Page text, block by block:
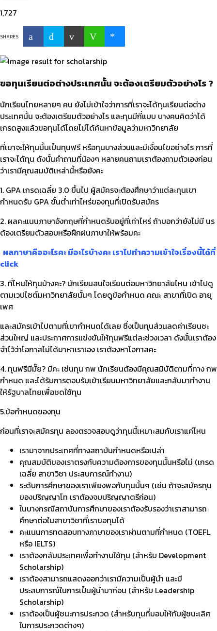
1,727
SHARES
ขอทุนเรียนต่อต่างประเทศนั้น จะต้องเตรียมตัวอย่างไร ?
นักเรียนไทยหลายๆ คน ยังไม่เข้าใจว่าการที่เราจะได้ทุนเรียนต่อต่าง
ประเทศนั้น จะต้องเตรียมตัวอย่างไร และทุนมีกี่แบบ บางคนคิดว่าได้
เกรดสูงแล้วขอทุนได้โดยไม่ได้ค้นหาข้อมูลว่ามหาวิทยาลัย
ที่เขาจะให้ทุนนั้นเป็นทุนฟรี หรือทุนบางส่วนและมีเงื่อนไขอย่างไร การที่
เราจะได้ทุน ดังนั้นคำถามที่น้องๆ หลายคนถามเราต้องถามตัวเองก่อน
ว่าเรามีคุณสมบัติเหล่านี้หรือยังคะ
1. GPA เกรดเฉลี่ย 3.0 ขึ้นไป ผู้สมัครจะต้องศึกษาว่าแต่ละทุนเขา
กำหนดรับ GPA ขั้นต่ำเท่าไหร่ของทุนที่เปิดรับสมัคร
2. ผลคะแนนภาษาอังกฤษที่กำหนดรับอยู่ที่เท่าไหร่ ถ้าบอกว่ายังไม่มี นร
ต้องเตรียมตัวสอบหรือฝึกฝนภาษาให้พร้อมคะ
ผลภาษาคืออะไรคะ มีอะไรบ้างคะ เราไปทำความเข้าใจเรื่องนี้ได้ที่
click
3. ที่ไหนให้ทุนบ้างคะ? นักเรียนสนใจเรียนต่อมหาวิทยาลัยไหน เข้าไปดู
ตามเวปไซต์มหาวิทยาลัยนั้นๆ โดยดูข้อกำหนด คณะ สาขาที่เปิด อายุ
เพศ
และสมัครเข้าไปตามที่เขากำหนดได้เลย ซึ่งเป็นทุนส่วนลดค่าเรียนซะ
ส่วนใหญ่ และประกาศการแข่งขันให้ทุนฟรีแต่ละช่วงเวลา ดังนั้นเราต้อง
จำไว้ว่าโอกาสไม่ได้มาหาเราเอง เราต้องหาโอกาสคะ
4. ทุนฟรีมีมั๊ย? มีคะ เช่นทุน กพ นักเรียนต้องมีคุณสมิบัติตามที่ทาง กพ
กำหนด และได้รับการตอบรับเข้าเรียนมหาวิทยาลัยและกลับมาทำงาน
ให้รัฐบาลไทยเพื่อชดใช้ทุน
5.ข้อกำหนดของทุน
ก่อนที่เราจะสมัครทุน ลองตรวจสอบดูว่าทุนนี้เหมาะสมกับเราแค่ไหน
เรามาจากประเทศที่ทางสถาบันกำหนดหรือเปล่า
คุณสมบัติของเราตรงกับความต้องการของทุนนั้นหรือไม่ (เกรด
เฉลี่ย สาขาวิชา ประสบการณ์ทำงาน)
ระดับการศึกษาของเราเพียงพอกับทุนนั้นๆ (เช่น ถ้าจะสมัครทุน
ของปริญญาโท เราต้องจบปริญญาตรีก่อน)
ในบางกรณีสถาบันการศึกษาของเราต้องรับรองว่าเราสามารถ
ศึกษาต่อในสาขาวิชาที่เราขอทุนได้
คะแนนการทดสอบทางภาษาของเราผ่านตามที่กำหนด (TOEFL
หรือ IELTS)
เราต้องกลับประเทศเพื่อทำงานใช้ทุน (สำหรับ Development
Scholarship)
เราต้องสามารถแสดงออกว่าเรามีความเป็นผู้นำ และมี
ประสบการณ์ในการเป็นผู้นำมาก่อน (สำหรับ Leadership
Scholarship)
เราต้องเป็นผู้ชนะการประกวด (สำหรับทุนที่มอบให้กับผู้ชนะเลิศ
ในการประกวดต่างๆ)